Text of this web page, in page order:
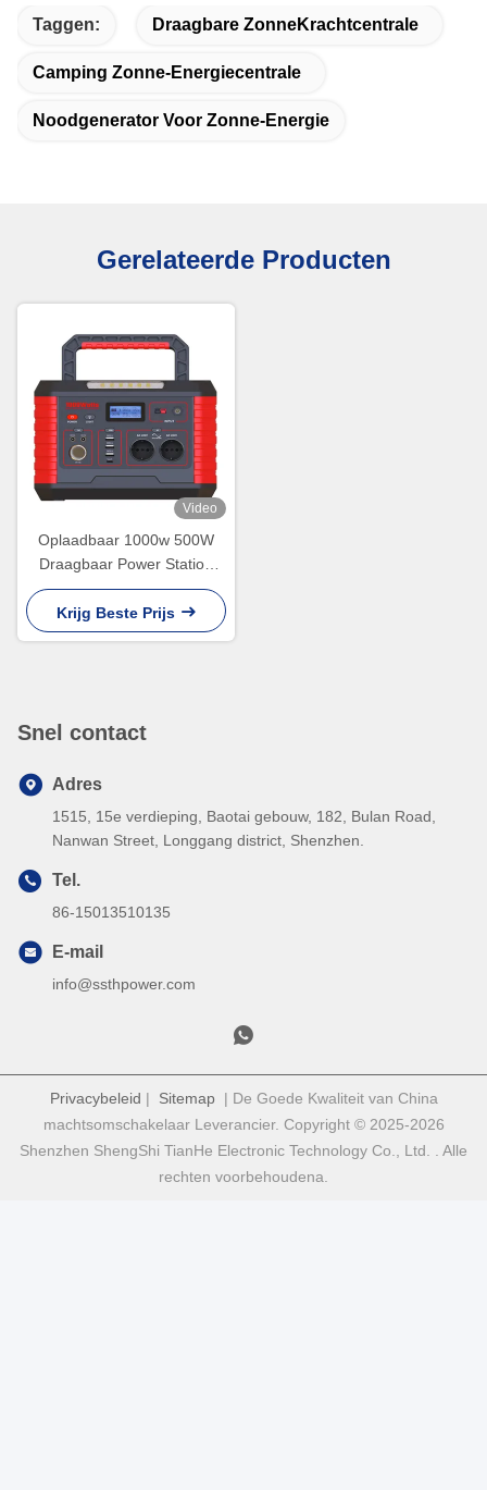
Taggen: Draagbare ZonneKrachtcentrale
Camping Zonne-Energiecentrale
Noodgenerator Voor Zonne-Energie
Gerelateerde Producten
Video
Oplaadbaar 1000w 500W
Draagbaar Power Station
500 Watt Power Bank
Krachtig
Krijg Beste Prijs
Snel contact
Adres
1515, 15e verdieping, Baotai gebouw, 182, Bulan Road,
Nanwan Street, Longgang district, Shenzhen.
Tel.
86-15013510135
E-mail
info@ssthpower.com
Privacybeleid | Sitemap| De Goede Kwaliteit van China
machtsomschakelaar Leverancier. Copyright © 2025-2026
Shenzhen ShengShi TianHe Electronic Technology Co., Ltd. . Alle
rechten voorbehoudena.